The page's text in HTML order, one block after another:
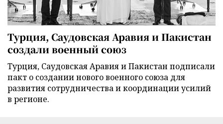
Турция, Саудовская Аравия и Пакистан
создали военный союз
Турция, Саудовская Аравия и Пакистан подписали
пакт о создании нового военного союза для
развития сотрудничества и координации усилий
в регионе.